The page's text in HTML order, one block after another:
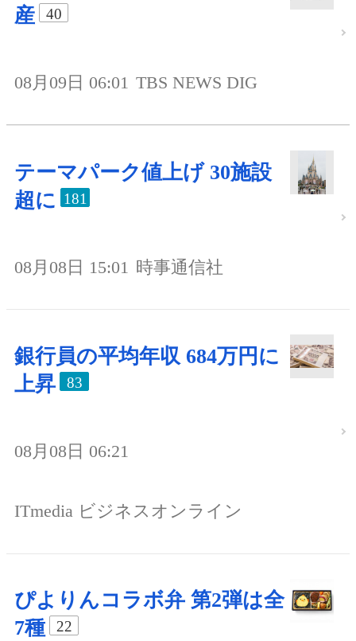
産
40
08月09日 06:01 TBS NEWS DIG
テーマパーク値上げ 30施設
超に 181
08月08日 15:01 時事通信社
銀行員の平均年収 684万円に
上昇
83
08月08日 06:21
ITmedia ビジネスオンライン
ぴよりんコラボ弁 第2弾は全
7種
22